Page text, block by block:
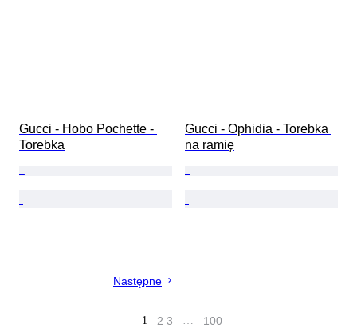
Gucci - Hobo Pochette -
Torebka
Gucci - Ophidia - Torebka
na ramię
Następne
1 2 3 … 100